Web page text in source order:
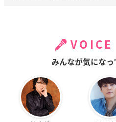
VOICE
みんなが気にな